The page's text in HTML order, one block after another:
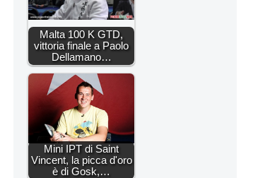
Malta 100 K GTD,
vittoria finale a Paolo
Dellamano…
Mini IPT di Saint
Vincent, la picca d'oro
è di Gosk,…